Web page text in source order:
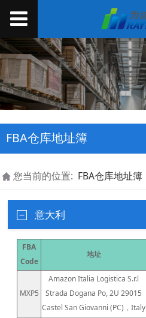
FBA仓库地址簿
您当前的位置: FBA仓库地址簿
意大利
FBA
Code
地址
MXP5
Amazon Italia Logistica S.r.l
Strada Dogana Po, 2U 29015
Castel San Giovanni (PC)，Italy